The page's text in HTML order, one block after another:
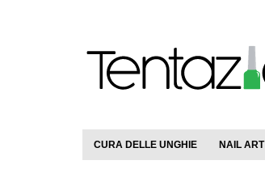
CURA DELLE UNGHIE NAIL ART